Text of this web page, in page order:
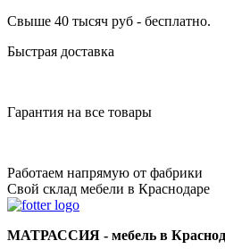
Свыше 40 тысяч руб - бесплатно.
Быстрая доставка
Гарантия на все товары
Работаем напрямую от фабрики
Свой склад мебели в Краснодаре
МАТРАССИЯ - мебель в